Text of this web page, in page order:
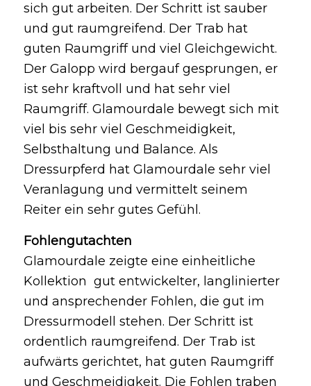
sich gut arbeiten. Der Schritt ist sauber
und gut raumgreifend. Der Trab hat
guten Raumgriff und viel Gleichgewicht.
Der Galopp wird bergauf gesprungen, er
ist sehr kraftvoll und hat sehr viel
Raumgriff. Glamourdale bewegt sich mit
viel bis sehr viel Geschmeidigkeit,
Selbsthaltung und Balance. Als
Dressurpferd hat Glamourdale sehr viel
Veranlagung und vermittelt seinem
Reiter ein sehr gutes Gefühl.
Fohlengutachten
Glamourdale zeigte eine einheitliche
Kollektion gut entwickelter, langlinierter
und ansprechender Fohlen, die gut im
Dressurmodell stehen. Der Schritt ist
ordentlich raumgreifend. Der Trab ist
aufwärts gerichtet, hat guten Raumgriff
und Geschmeidigkeit. Die Fohlen traben